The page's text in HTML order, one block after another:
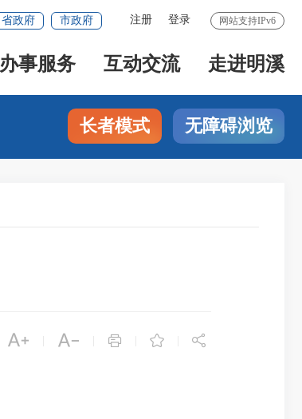
网站支持IPv6
注册 登录
省政府 市政府
办事服务 互动交流 走进明溪
长者模式 无障碍浏览
    